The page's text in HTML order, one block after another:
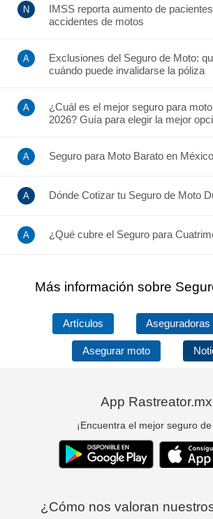
IMSS reporta aumento de
accidentes de motos
Exclusiones del Seguro de Moto:
cuándo puede invalidarse la póliza
¿Cuál es el mejor seguro para
2026? Guía para elegir la mejor
Seguro para Moto Barato en México
Dónde Cotizar tu Seguro de Moto
¿Qué cubre el Seguro para
Más información sobre
Artículos Aseguradoras
Asegurar moto
App Rastreator.mx
¡Encuentra el mejor seguro
¿Cómo nos valoran